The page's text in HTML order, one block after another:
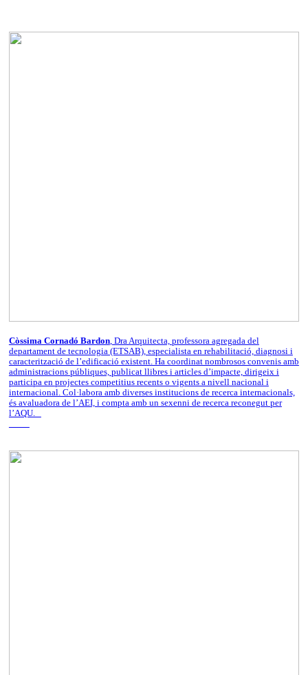
Còssima Cornadó Bardon, Dra Arquitecta, professora agregada del
departament de tecnologia (ETSAB), especialista en rehabilitació, diagnosi i
caracterització de l’edificació existent. Ha coordinat nombrosos convenis amb
administracions públiques, publicat llibres i articles d’impacte, dirigeix i
participa en projectes competitius recents o vigents a nivell nacional i
internacional. Col·labora amb diverses institucions de recerca internacionals,
és avaluadora de l’AEI, i compta amb un sexenni de recerca reconegut per
l’AQU.